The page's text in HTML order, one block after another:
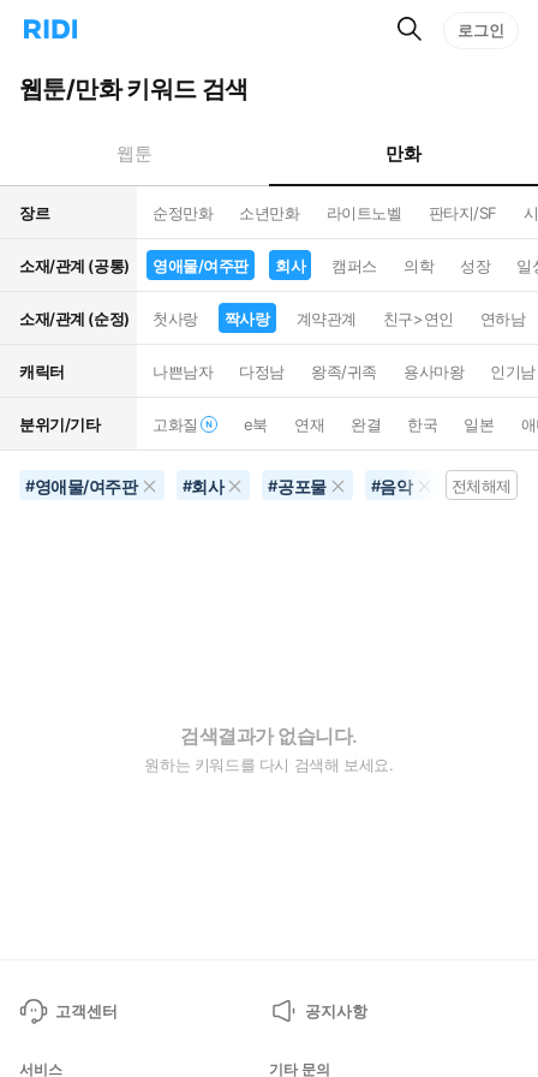
리
홈
으
턴
트
검
로그인
웹툰/만화 키워드 검색
웹툰 만화
장르 순정만화 소년만화 라이트노벨 판타지/SF
소재/관계 (공통) 영애물/여주판 회사 캠퍼스 의학 성장 일
소재/관계 (순정) 첫사랑 짝사랑 계약관계 친구>연인 연하남
캐릭터 나쁜남자 다정남 왕족/귀족 용사마왕 인기남
분위기/기타 고화질 e북 연재 완결 한국 일본
#영애물/여주판 #회사 #공포물 #음악 #짝사랑
전체해제
검색결과가 없습니다.
원하는 키워드를 다시 검색해 보세요.
고객센터 공지사항
서비스 기타 문의